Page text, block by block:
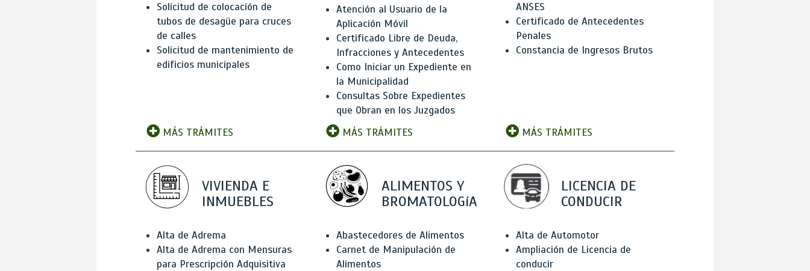
Solicitud de colocación de
tubos de desagüe para cruces
de calles
Solicitud de mantenimiento de
edificios municipales
MÁS TRÁMITES
Atención al Usuario de la
Aplicación Móvil
Certificado Libre de Deuda,
Infracciones y Antecedentes
Como Iniciar un Expediente en
la Municipalidad
Consultas Sobre Expedientes
que Obran en los Juzgados
MÁS TRÁMITES
ANSES
Certificado de Antecedentes
Penales
Constancia de Ingresos Brutos
MÁS TRÁMITES
VIVIENDA E
INMUEBLES
Alta de Adrema
Alta de Adrema con Mensuras
para Prescripción Adquisitiva
ALIMENTOS Y
BROMATOLOGíA
Abastecedores de Alimentos
Carnet de Manipulación de
Alimentos
LICENCIA DE
CONDUCIR
Alta de Automotor
Ampliación de Licencia de
conducir